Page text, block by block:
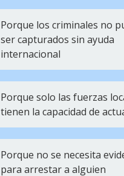
Porque los criminales no
ser capturados sin ayuda
internacional
Porque solo las fuerzas
tienen la capacidad de
Porque no se necesita
para arrestar a alguien